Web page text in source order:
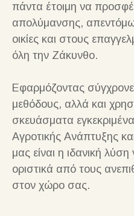
πάντα έτοιμη να
απολύμανσης,
οικίες και στους
όλη την Ζάκυνθο.
Εφαρμόζοντας
μεθόδους, αλλά και
σκευάσματα
Αγροτικής Ανάπτυξης
μας είναι η ιδανική
οριστικά από τους
στον χώρο σας.